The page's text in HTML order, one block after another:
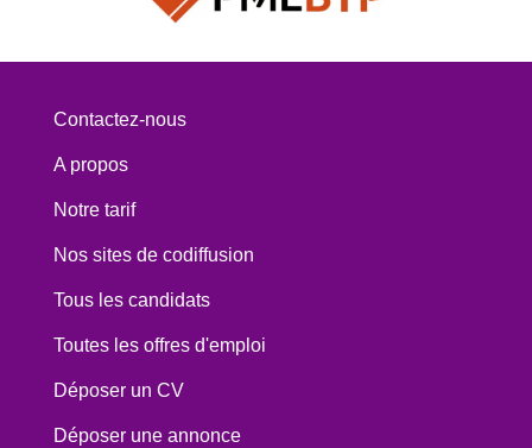
Contactez-nous
A propos
Notre tarif
Nos sites de codiffusion
Tous les candidats
Toutes les offres d'emploi
Déposer un CV
Déposer une annonce